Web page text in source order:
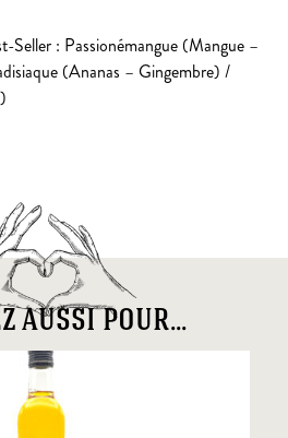
: Passionémangue (Mangue –
(Ananas – Gingembre) /
aussi pour...